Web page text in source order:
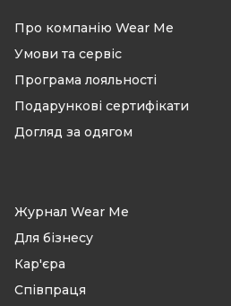
Про компанію Wear Me
Умови та сервіс
Програма лояльності
Подарункові сертифікати
Догляд за одягом
Журнал Wear Me
Для бізнесу
Кар'єра
Співпраця